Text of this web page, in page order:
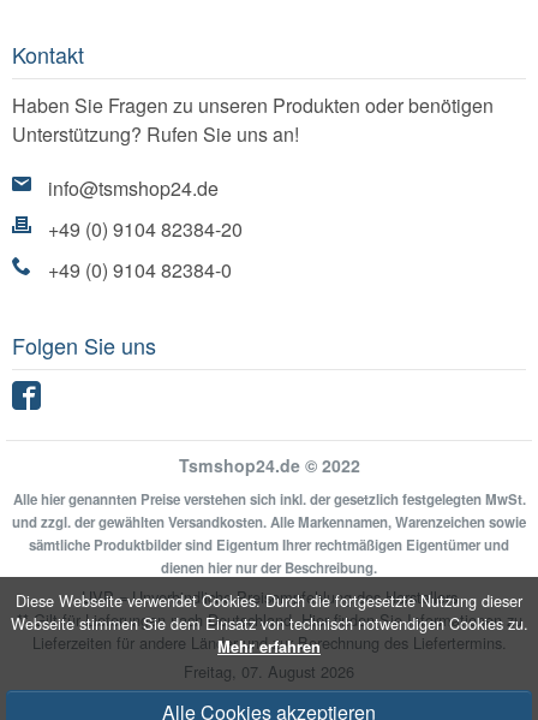
Diese Webseite verwendet Cookies. Durch die fortgesetzte Nutzung dieser
Webseite stimmen Sie dem Einsatz von technisch notwendigen Cookies zu.
Mehr erfahren
Alle Cookies akzeptieren
Kontakt
Haben Sie Fragen zu unseren Produkten oder benötigen
Unterstützung? Rufen Sie uns an!
info@tsmshop24.de
+49 (0) 9104 82384-20
+49 (0) 9104 82384-0
Folgen Sie uns
Tsmshop24.de © 2022
Alle hier genannten Preise verstehen sich inkl. der gesetzlich festgelegten MwSt.
und zzgl. der gewählten Versandkosten. Alle Markennamen, Warenzeichen sowie
sämtliche Produktbilder sind Eigentum Ihrer rechtmäßigen Eigentümer und
dienen hier nur der Beschreibung.
UVP = Unverbindliche Preisempfehlung des Herstellers
** Gilt für Lieferungen nach Deutschland.Hierfinden Sie Informationen zu
Lieferzeiten für andere Länder und zur Berechnung des Liefertermins.
Freitag, 07. August 2026